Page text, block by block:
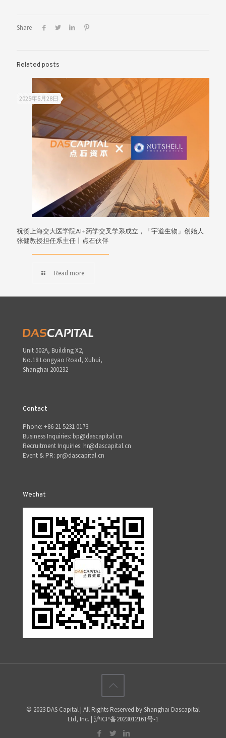
Share
Related posts
2025年5月28日
祝贺上海交大医学院AI+药学交叉学系成立，「宇道生物」创始人
张健教授担任系主任丨点石伙伴
Read more
Unit 502A, Building X2,
No.18 Longyao Road, Xuhui,
Shanghai 200232
Contact
Phone: +86 21 5231 0173
Business Inquiries: bp@dascapital.cn
Recruitment Inquiries: hr@dascapital.cn
Event & PR: pr@dascapital.cn
Wechat
© 2023 DAS Capital | All Rights Reserved by Shanghai Dascapital
Ltd, Inc. | 沪ICP备2023012161号-1